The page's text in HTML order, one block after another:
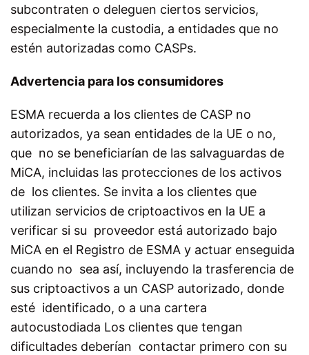
subcontraten o deleguen ciertos servicios,
especialmente la custodia, a entidades que no
estén autorizadas como CASPs.
Advertencia para los consumidores
ESMA recuerda a los clientes de CASP no
autorizados, ya sean entidades de la UE o no,
que no se beneficiarían de las salvaguardas de
MiCA, incluidas las protecciones de los activos
de los clientes. Se invita a los clientes que
utilizan servicios de criptoactivos en la UE a
verificar si su proveedor está autorizado bajo
MiCA en el Registro de ESMA y actuar enseguida
cuando no sea así, incluyendo la trasferencia de
sus criptoactivos a un CASP autorizado, donde
esté identificado, o a una cartera
autocustodiada Los clientes que tengan
dificultades deberían contactar primero con su